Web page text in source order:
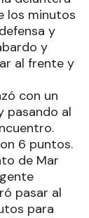
los minutos
y
y
al frente y
con un
pasando al
6 puntos.
de Mar
pasar al
para